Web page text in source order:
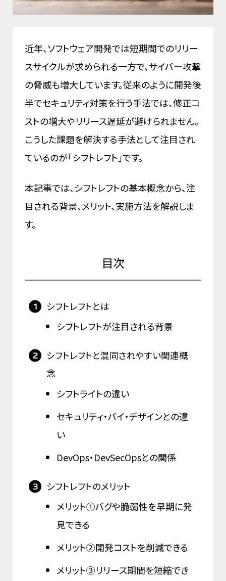
近年、ソフトウェア開発では短期間でのリリー
スサイクルが求められる一方で、サイバー攻撃
の脅威も増大しています。従来のように開発後
半でセキュリティ対策を行う手法では、修正コ
ストの増大やリリース遅延が避けられません。
こうした課題を解決する手法として注目され
ているのが「シフトレフト」です。
本記事では、シフトレフトの基本概念から、注
目される背景、メリット、実施方法を解説しま
す。
目次
シフトレフトとは
シフトレフトが注目される背景
シフトレフトと混同されやすい関連概
念
シフトライトの違い
セキュリティ・バイ・デザインとの違
い
DevOps・DevSecOpsとの関係
シフトレフトのメリット
メリット①バグや脆弱性を早期に発
見できる
メリット②開発コストを削減できる
メリット③リリース期間を短縮でき